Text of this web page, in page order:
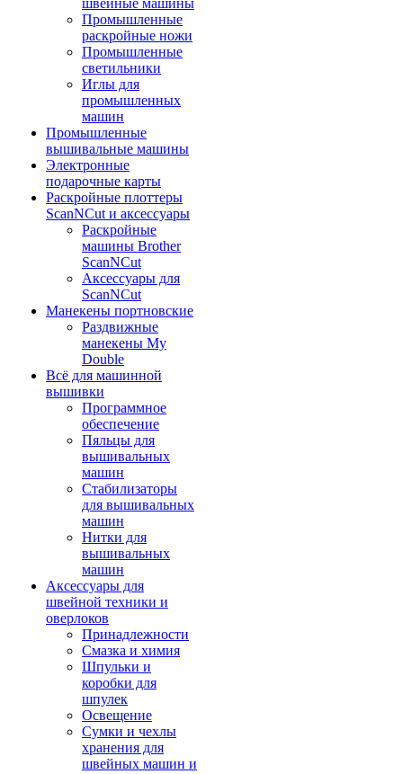
швейные машины
Промышленные
раскройные ножи
Промышленные
светильники
Иглы для
промышленных
машин
Промышленные
вышивальные машины
Электронные
подарочные карты
Раскройные плоттеры
ScanNCut и аксессуары
Раскройные
машины Brother
ScanNCut
Аксессуары для
ScanNCut
Манекены портновские
Раздвижные
манекены My
Double
Всё для машинной
вышивки
Программное
обеспечение
Пяльцы для
вышивальных
машин
Стабилизаторы
для вышивальных
машин
Нитки для
вышивальных
машин
Аксессуары для
швейной техники и
оверлоков
Принадлежности
Смазка и химия
Шпульки и
коробки для
шпулек
Освещение
Сумки и чехлы
хранения для
швейных машин и